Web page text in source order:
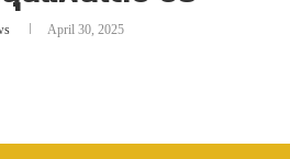
April 30, 2025